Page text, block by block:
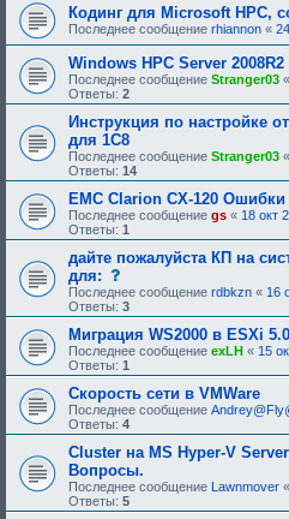
о
д
о
б
р
е
н
и
я
:
Кодинг для Microsoft HPC,
Последнее сообщение rhiannon «
Windows HPC Server
Последнее сообщение Stranger03 «
Ответы: 2
Инструкция по настройке
для 1С8
Последнее сообщение Stranger03 «
Ответы: 14
EMC Clarion CX-120 Ошибки
Последнее сообщение gs « 18 окт
Ответы: 1
дайте пожалуйста КП на
для:
о
о
б
щ
е
н
и
е
,
т
р
б
у
ю
щ
Последнее сообщение rdbkzn « 16
Ответы: 3
Миграция WS2000 в ESXi 5.0
Последнее сообщение exLH « 15
Ответы: 1
Скорость сети в VMWare
Последнее сообщение
Ответы: 4
Cluster на MS Hyper-V
Вопросы.
Последнее сообщение Lawnmover «
Ответы: 5